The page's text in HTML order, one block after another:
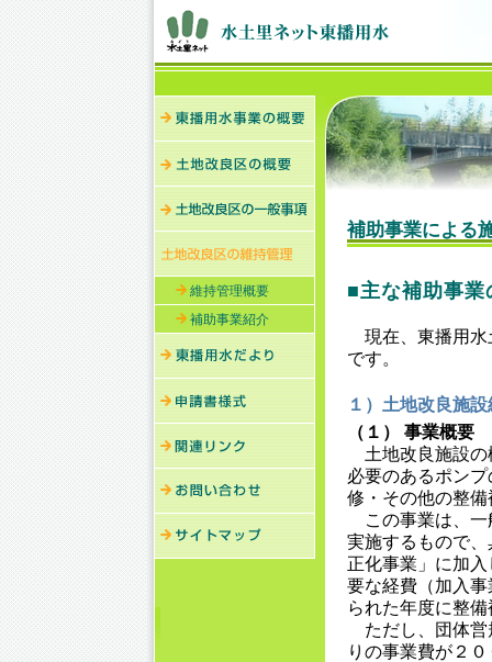
維持管理概要
補助事業紹介
補助事業による
■主な補助事業
現在、東播用水
です。
１）土地改良施
（１） 事業概要
土地改良施設の
必要のあるポン
修・その他の整
この事業は、一
実施するもので
正化事業」に加
要な経費（加入
られた年度に整
ただし、団体営
りの事業費が２